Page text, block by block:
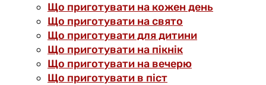
Що приготувати на кожен день
Що приготувати на свято
Що приготувати для дитини
Що приготувати на пікнік
Що приготувати на вечерю
Що приготувати в піст